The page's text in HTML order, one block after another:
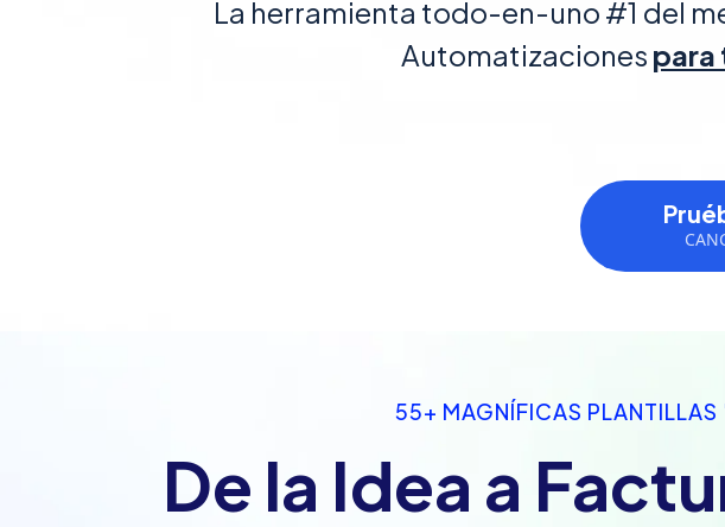
La herramienta todo-en-uno #1 del
Automatizaciones para
55+ MAGNÍFICAS
De la Idea a